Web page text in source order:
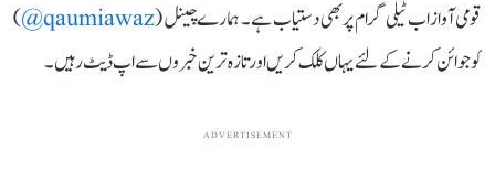
قومی آواز اب ٹیلی گرام پر بھی دستیاب ہے۔ ہمارے چینل (qaumiawaz@
)
کو جوائن کرنے کے لئے یہاں کلک کریں اور تازہ ترین خبروں سے اپ ڈیٹ رہیں۔
ADVERTISEMENT